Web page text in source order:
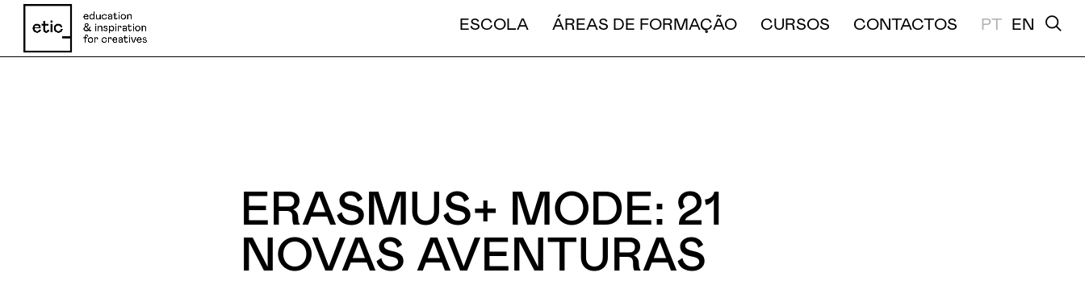
ESCOLA ÁREAS DE FORMAÇÃO CURSOS CONTACTOS PT EN
ERASMUS+ MODE: 21
NOVAS AVENTURAS